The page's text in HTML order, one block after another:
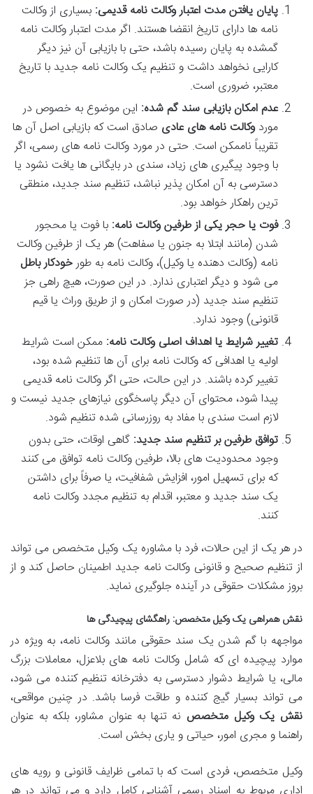
پایان یافتن مدت اعتبار وکالت نامه قدیمی: بسیاری از وکالت
نامه ها دارای تاریخ انقضا هستند. اگر مدت اعتبار وکالت نامه
گمشده به پایان رسیده باشد، حتی با بازیابی آن نیز دیگر
کارایی نخواهد داشت و تنظیم یک وکالت نامه جدید با تاریخ
معتبر، ضروری است.
عدم امکان بازیابی سند گم شده: این موضوع به خصوص در
موردوکالت نامه های عادی صادق است که بازیابی اصل آن ها
تقریباً ناممکن است. حتی در مورد وکالت نامه های رسمی، اگر
با وجود پیگیری های زیاد، سندی در بایگانی ها یافت نشود یا
دسترسی به آن امکان پذیر نباشد، تنظیم سند جدید، منطقی
ترین راهکار خواهد بود.
فوت یا حجر یکی از طرفین وکالت نامه: با فوت یا محجور
شدن (مانند ابتلا به جنون یا سفاهت) هر یک از طرفین وکالت
نامه (وکالت دهنده یا وکیل)، وکالت نامه به طورخودکار باطل
می شود و دیگر اعتباری ندارد. در این صورت، هیچ راهی جز
تنظیم سند جدید (در صورت امکان و از طریق وراث یا قیم
قانونی) وجود ندارد.
تغییر شرایط یا اهداف اصلی وکالت نامه: ممکن است شرایط
اولیه یا اهدافی که وکالت نامه برای آن ها تنظیم شده بود،
تغییر کرده باشند. در این حالت، حتی اگر وکالت نامه قدیمی
پیدا شود، محتوای آن دیگر پاسخگوی نیازهای جدید نیست و
لازم است سندی با مفاد به روزرسانی شده تنظیم شود.
توافق طرفین بر تنظیم سند جدید: گاهی اوقات، حتی بدون
وجود محدودیت های بالا، طرفین وکالت نامه توافق می کنند
که برای تسهیل امور، افزایش شفافیت، یا صرفاً برای داشتن
یک سند جدید و معتبر، اقدام به تنظیم مجدد وکالت نامه
کنند.
در هر یک از این حالات، فرد با مشاوره یک وکیل متخصص می تواند
از تنظیم صحیح و قانونی وکالت نامه جدید اطمینان حاصل کند و از
بروز مشکلات حقوقی در آینده جلوگیری نماید.
نقش همراهی یک وکیل متخصص: راهگشای پیچیدگی ها
مواجهه با گم شدن یک سند حقوقی مانند وکالت نامه، به ویژه در
موارد پیچیده ای که شامل وکالت نامه های بلاعزل، معاملات بزرگ
مالی، یا شرایط دشوار دسترسی به دفترخانه تنظیم کننده می شود،
می تواند بسیار گیج کننده و طاقت فرسا باشد. در چنین مواقعی،
نقش یک وکیل متخصص نه تنها به عنوان مشاور، بلکه به عنوان
راهنما و مجری امور، حیاتی و یاری بخش است.
وکیل متخصص، فردی است که با تمامی ظرایف قانونی و رویه های